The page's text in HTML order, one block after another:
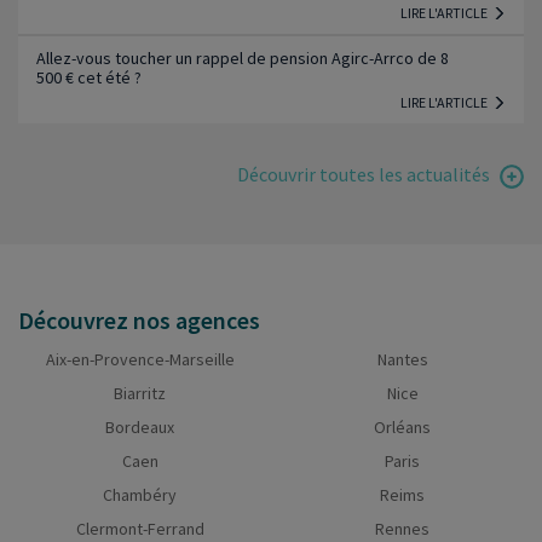
LIRE L'ARTICLE
Allez-vous toucher un rappel de pension Agirc-Arrco de 8
500 € cet été ?
LIRE L'ARTICLE
Découvrir toutes les actualités
Découvrez nos agences
Aix-en-Provence-Marseille
Biarritz
Bordeaux
Caen
Chambéry
Clermont-Ferrand
Nantes
Nice
Orléans
Paris
Reims
Rennes